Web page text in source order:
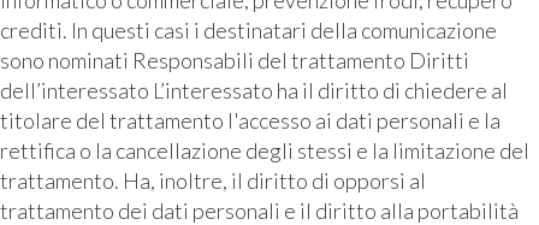
crediti. In questi casi i destinatari della comunicazione
sono nominati Responsabili del trattamento Diritti
dell’interessato L’interessato ha il diritto di chiedere al
titolare del trattamento l'accesso ai dati personali e la
rettifica o la cancellazione degli stessi e la limitazione del
trattamento. Ha, inoltre, il diritto di opporsi al
trattamento dei dati personali e il diritto alla portabilità